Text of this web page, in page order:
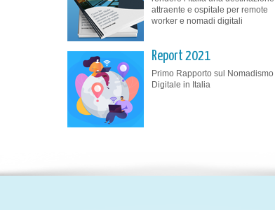
attraente e ospitale per remote
worker e nomadi digitali
Report 2021
Primo Rapporto sul Nomadismo
Digitale in Italia